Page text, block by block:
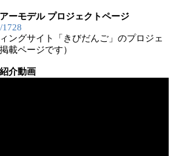
ーモデル プロジェクトページ
1728
ングサイト「きびだんご」のプロジェ
載ページです）
介動画